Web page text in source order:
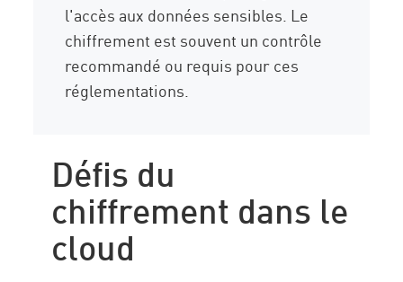
l'accès aux données sensibles. Le
chiffrement est souvent un contrôle
recommandé ou requis pour ces
réglementations.
Défis du
chiffrement dans le
cloud